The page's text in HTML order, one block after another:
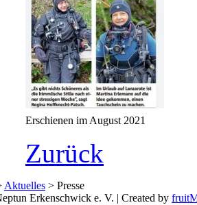
Erschienen im August 2021
Zurück
Aktuelles > Presse
Erkenschwick e. V. | Created by